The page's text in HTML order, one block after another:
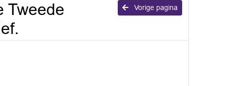
Vorige pagina
Tweede